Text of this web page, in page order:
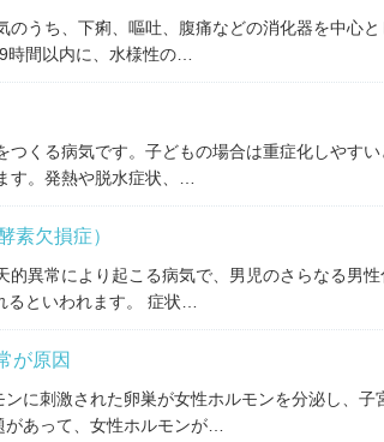
のうち、下痢、嘔吐、腹痛などの消化器を中心
時間以内に、水様性の…
くる病気です。子どもの場合は重症化しやすい
す。発熱や脱水症状、…
素欠損症）
的異常により起こる病気で、男児のさらなる男
といわれます。 症状…
が原因
に刺激された卵巣が女性ホルモンを分泌し、子
あって、女性ホルモンが…